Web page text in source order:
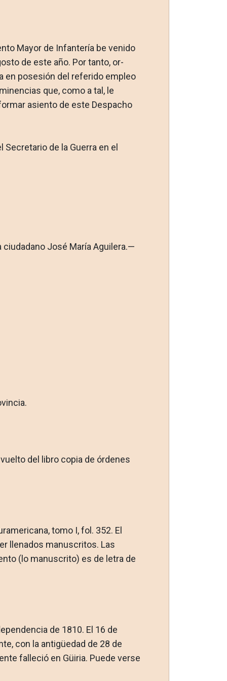
Mayor de Infantería be venido
de este año. Por tanto, or­
en posesión del referido em­pleo
que, como a tal, le
asiento de este Despacho
Secretario de la Guerra en el
ciudadano José María Aguilera.—
del libro copia de órdenes
tomo I, fol. 352. El
llenados manuscritos. Las
(lo manuscrito) es de letra de
de 1810. El 16 de
con la antigüedad de 28 de
falleció en Güiria. Puede verse